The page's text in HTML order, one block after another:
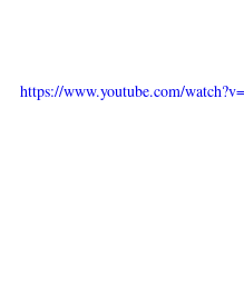
https://www.youtube.com/